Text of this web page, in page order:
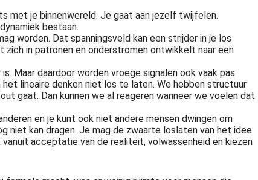
met je binnenwereld. Je gaat aan jezelf twijfelen.
bestaan.
worden. Dat spanningsveld kan een strijder in je los
in patronen en onderstromen ontwikkelt naar een
Maar daardoor worden vroege signalen ook vaak pas
lineaire denken niet los te laten. We hebben structuur
gaat. Dan kunnen we al reageren wanneer we voelen dat
en je kunt ook niet andere mensen dwingen om
niet kan dragen. Je mag de zwaarte loslaten van het idee
acceptatie van de realiteit, volwassenheid en kiezen